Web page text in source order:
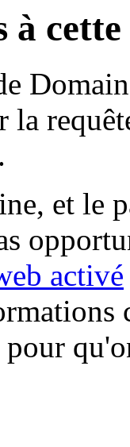
à
la
et le
activé